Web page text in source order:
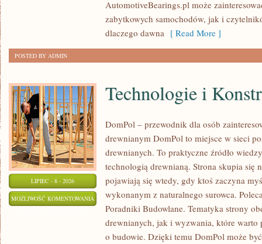
AutomotiveBearings.pl może
zabytkowych samochodów, jak i
dlaczego dawna [ Read More ]
POSTED BY ADMIN
LIPIEC - 8 - 2026
MOŻLIWOŚĆ KOMENTOWANIA TECHNOLOGIE
KONSTRUKCJE
Technologie i
DomPol – przewodnik dla osób
drewnianym DomPol to miejsce w sieci
drewnianych. To praktyczne źródło
technologią drewnianą. Strona skupia się
pojawiają się wtedy, gdy ktoś zaczyna
wykonanym z naturalnego surowca.
Poradniki Budowlane. Tematyka strony
drewnianych, jak i wyzwania, które warto
o budowie. Dzięki temu DomPol może